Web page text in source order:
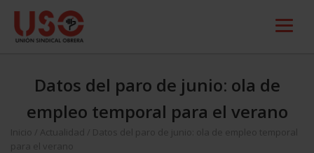
Datos del paro de junio: ola de
empleo temporal para el verano
Inicio Actualidad
Datos del paro de junio: ola de empleo temporal
para el verano